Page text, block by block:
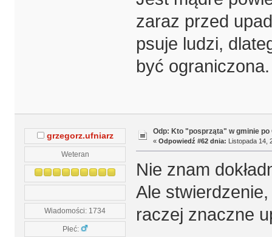
zaraz przed
psuje ludzi,
być ograniczona.
grzegorz.ufniarz
Weteran
Wiadomości: 1734
Płeć:
Odp: Kto "posprząta" w gminie po
« Odpowiedź #62 dnia: Listopada 14,
Nie znam
Ale
raczej znaczne